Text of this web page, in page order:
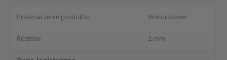
Przeznaczenie produktu Wielorazowe
Rozmiar 2 mm